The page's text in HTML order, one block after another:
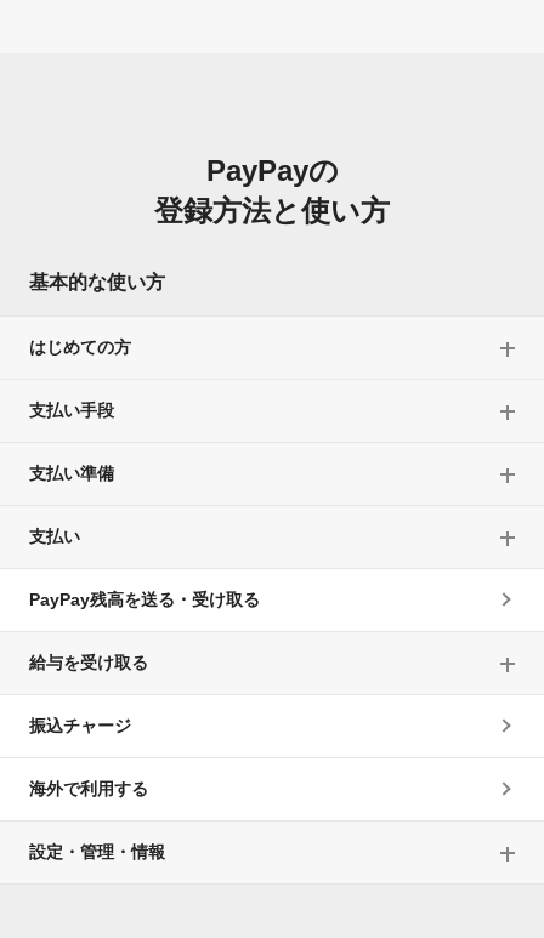
PayPayの
登録方法と使い方
基本的な使い方
はじめての方
支払い手段
支払い準備
支払い
PayPay残高を送る・受け取る
給与を受け取る
振込チャージ
海外で利用する
設定・管理・情報